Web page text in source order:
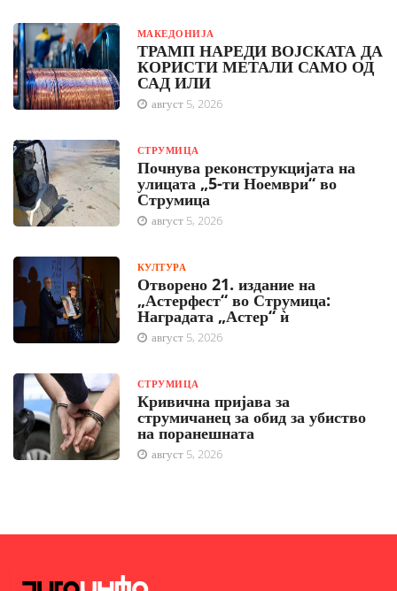
МАКЕДОНИЈА
ТРАМП НАРЕДИ ВОЈСКАТА ДА
КОРИСТИ МЕТАЛИ САМО ОД
САД ИЛИ
август 5, 2026
СТРУМИЦА
Почнува реконструкцијата на
улицата „5-ти Ноември“ во
Струмица
август 5, 2026
КУЛТУРА
Отворено 21. издание на
„Астерфест“ во Струмица:
Наградата „Астер“ ѝ
август 5, 2026
СТРУМИЦА
Кривична пријава за
струмичанец за обид за убиство
на поранешната
август 5, 2026